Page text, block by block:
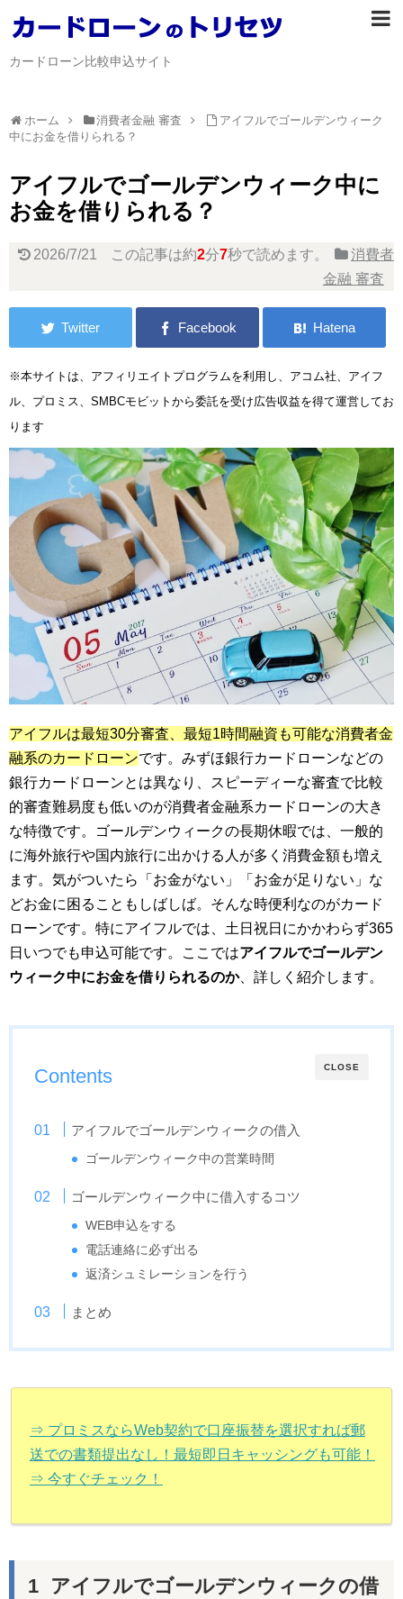
カードローン比較申込サイト
ホーム 消費者金融 審査
アイフルでゴールデンウィーク
中にお金を借りられる？
アイフルでゴールデンウィーク中に
お金を借りられる？
2026/7/21 この記事は約2分7秒で読めます。
消費者
金融 審査
※本サイトは、アフィリエイトプログラムを利用し、アコム社、アイフ
ル、プロミス、SMBCモビットから委託を受け広告収益を得て運営してお
ります
アイフルは最短30分審査、最短1時間融資も可能な消費者金
融系のカードローンです。みずほ銀行カードローンなどの
銀行カードローンとは異なり、スピーディーな審査で比較
的審査難易度も低いのが消費者金融系カードローンの大き
な特徴です。ゴールデンウィークの長期休暇では、一般的
に海外旅行や国内旅行に出かける人が多く消費金額も増え
ます。気がついたら「お金がない」「お金が足りない」な
どお金に困ることもしばしば。そんな時便利なのがカード
ローンです。特にアイフルでは、土日祝日にかかわらず365
日いつでも申込可能です。ここではアイフルでゴールデン
ウィーク中にお金を借りられるのか、詳しく紹介します。
CLOSE
Contents
アイフルでゴールデンウィークの借入
ゴールデンウィーク中の営業時間
ゴールデンウィーク中に借入するコツ
WEB申込をする
電話連絡に必ず出る
返済シュミレーションを行う
まとめ
⇒ プロミスならWeb契約で口座振替を選択すれば郵
送での書類提出なし！最短即日キャッシングも可能！
⇒ 今すぐチェック！
アイフルでゴールデンウィークの借